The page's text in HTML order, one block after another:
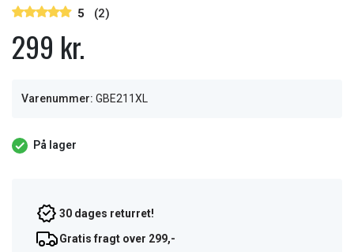
5 (2)
299 kr.
Varenummer: GBE211XL
På lager
30 dages returret!
Gratis fragt over 299,-